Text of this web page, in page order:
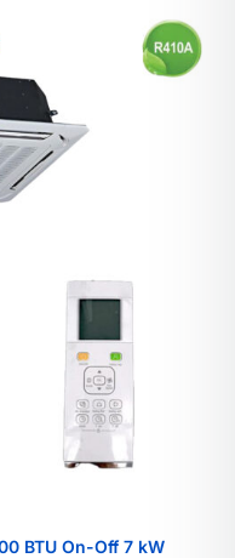
BTU On-Off 7 kW